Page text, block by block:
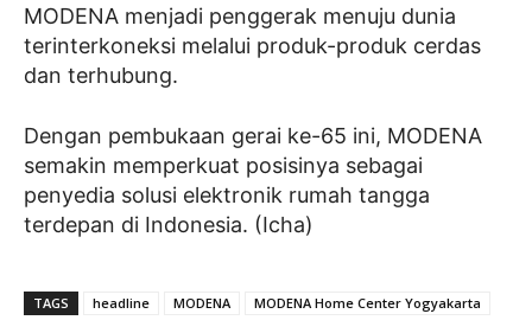
MODENA menjadi penggerak menuju dunia
terinterkoneksi melalui produk-produk cerdas
dan terhubung.
Dengan pembukaan gerai ke-65 ini, MODENA
semakin memperkuat posisinya sebagai
penyedia solusi elektronik rumah tangga
terdepan di Indonesia. (Icha)
TAGS headline MODENA MODENA Home Center Yogyakarta